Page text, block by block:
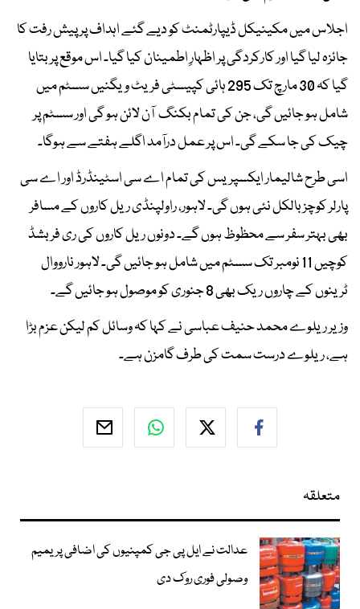
اجلاس میں مکینیکل ڈیپارٹمنٹ کو دیے گئے اہداف پر پیش رفت کا
جائزہ لیا گیا اور کارکردگی پر اظہارِ اطمینان کیا گیا۔ اس موقع پر بتایا
گیا کہ 30 مارچ تک 295 ہائی کپیسٹی فریٹ ویگنیں سسٹم میں
شامل ہو جائیں گی، جن کی تمام بکنگ آن لائن ہو گی اور سسٹم پر
چیک کی جا سکے گی۔ اس پر عمل درآمد اگلے ہفتے سے ہوگا۔
اسی طرح شالیمار ایکسپریس کی تمام اے سی اسٹینڈرڈ اور اے سی
پارلر کوچز بالکل نئی ہوں گی۔ لاہور، راولپنڈی ریل کاروں کے مسافر
بھی بہتر سفر سے محظوظ ہوں گے۔ دونوں ریل کاروں کی ری فربشڈ
کوچیں 11 نومبر تک سسٹم میں شامل ہو جائیں گی۔ لاہور نارووال
ٹرینوں کے چاروں ریک بھی 8 جنوری کو موصول ہو جائیں گے۔
وزیر ریلوے محمد حنیف عباسی نے کہا کہ وسائل کم لیکن عزم بڑا
ہے، ریلوے درست سمت کی طرف گامزن ہے۔
متعلقہ
عدالت نے ایل پی جی کمپنیوں کی اضافی پریمیم
وصولی فوری روک دی